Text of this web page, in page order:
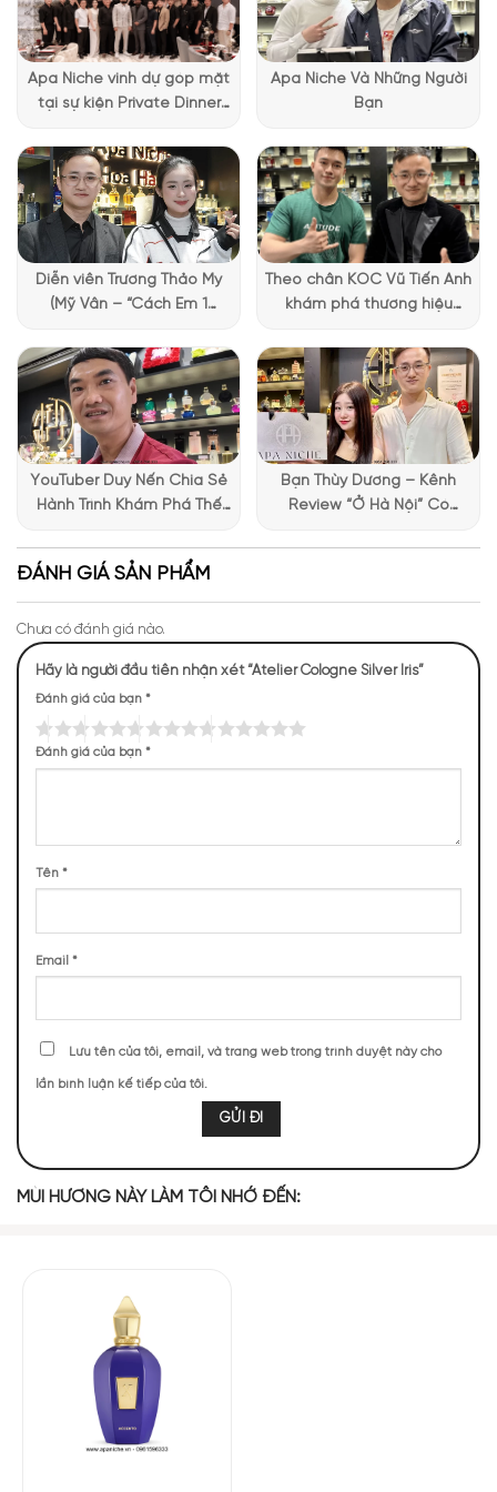
thêm nổi bật. Có lẽ màu tím cũng để tượng trưng cho loài
hoa diên vĩ, vốn là mùi hương chủ đạo của sản phẩm này. Còn
màu bạc, tất nhiên rồi, đó chính là phần còn lại trong cái tên
của Silver Iris.
Mùi hương nước hoa Silver Iris
NHỮNG NOTE HƯƠNG THEO CẢM NHẬN
640 (25,00%)
Đen
Tangerine
MIDDLE NOTES
Diên Vĩ Lá Violet
Xạ Hương
Atelier Cologne Silver Iris
giá có mùi hương khá tốt. Một hương thơm diên vĩ luôn sắc
nét và nổi bật trên nền chua nhẹ của cam quýt. Độ lưu hương
không quá lâu nhưng rất tốt, mùi hương luôn hiện hữu. Dù vậy
Apa Niche vinh dự góp mặt
tại sự kiện Private Dinner
Vietnam
Apa Niche Và Những Người
Bạn
Diễn viên Trương Thảo My
(Mỹ Vân – “Cách Em 1
chia sẻ trải nghiệm chọn
nước hoa đầy thú vị
Theo chân KOC Vũ Tiến Anh
khám phá thương hiệu
YouTuber Duy Nến Chia Sẻ
Hành Trình Khám Phá Thế
Bạn Thùy Dương – Kênh
Review “Ở Hà Nội” Có
ĐÁNH GIÁ SẢN PHẨM
Chưa có đánh giá nào.
Hãy là người đầu tiên nhận xét “Atelier Cologne Silver Iris”
Đánh giá của bạn *
Đánh giá của bạn *
Tên *
Email *
Lưu tên của tôi, email, và trang web trong trình duyệt này cho
lần bình luận kế tiếp của tôi.
MÙI HƯƠNG NÀY LÀM TÔI NHỚ ĐẾN: